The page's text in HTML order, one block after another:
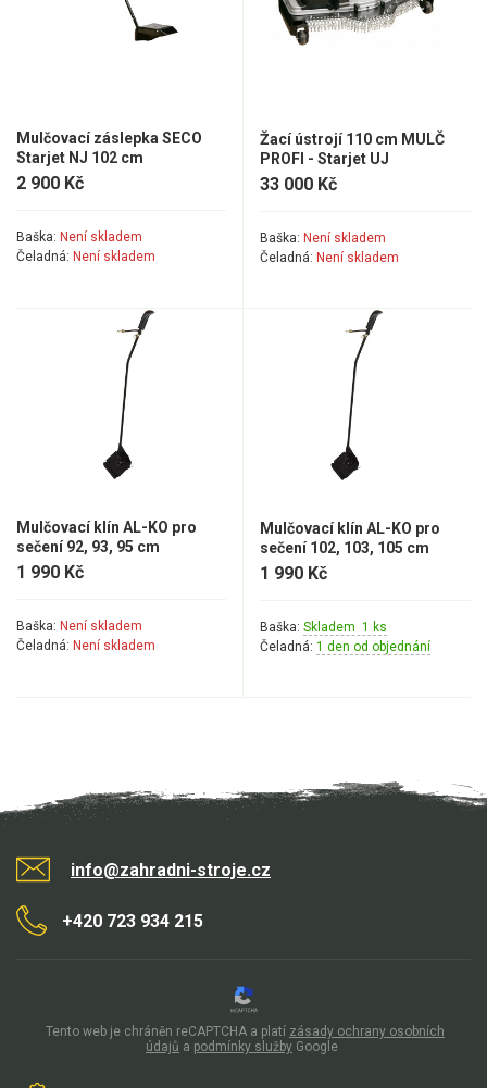
AKU zahradní technika
Aku sekačky
Aku STIHL
VARI malotraktory
VARI multifunkční nosiče
Sněhové frézy
Vertikutátory
Kultivátory
Nůžky na živý plot
Elektrické skútry
Elektrické tříkolky
Elektrické tříkolky pro seniory
Mulčovací záslepka SECO
Starjet NJ 102 cm
2 900 Kč
Baška: Není skladem
Čeladná: Není skladem
Žací ústrojí 110 cm MULČ
PROFI - Starjet UJ
33 000 Kč
Baška: Není skladem
Čeladná: Není skladem
Mulčovací klín AL-KO pro
sečení 92, 93, 95 cm
1 990 Kč
Baška: Není skladem
Čeladná: Není skladem
Mulčovací klín AL-KO pro
sečení 102, 103, 105 cm
1 990 Kč
Baška: Skladem 1 ks
Čeladná: 1 den od objednání
info@zahradni-stroje.cz
+420 723 934 215
Tento web je chráněn reCAPTCHA a platí zásady ochrany osobních
údajů a podmínky služby Google